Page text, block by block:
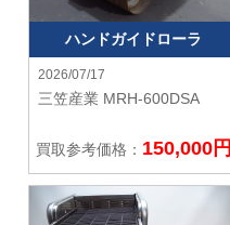
ハンドガイドローラ
2026/07/17
三笠産業 MRH-600DSA
買取参考価格： 150,000円